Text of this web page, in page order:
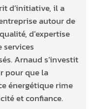
d’initiative, il a
autour de
d’expertise
services
Arnaud s’investit
pour que la
énergétique rime
et confiance.